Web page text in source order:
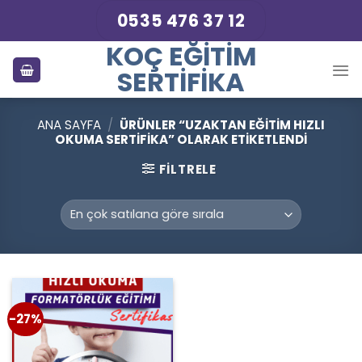
0535 476 37 12
KOÇ EĞITIM
SERTIFIKA
ANA SAYFA / ÜRÜNLER “UZAKTAN EĞITIM HIZLI
OKUMA SERTIFIKA” OLARAK ETIKETLENDI
FILTRELE
-27%